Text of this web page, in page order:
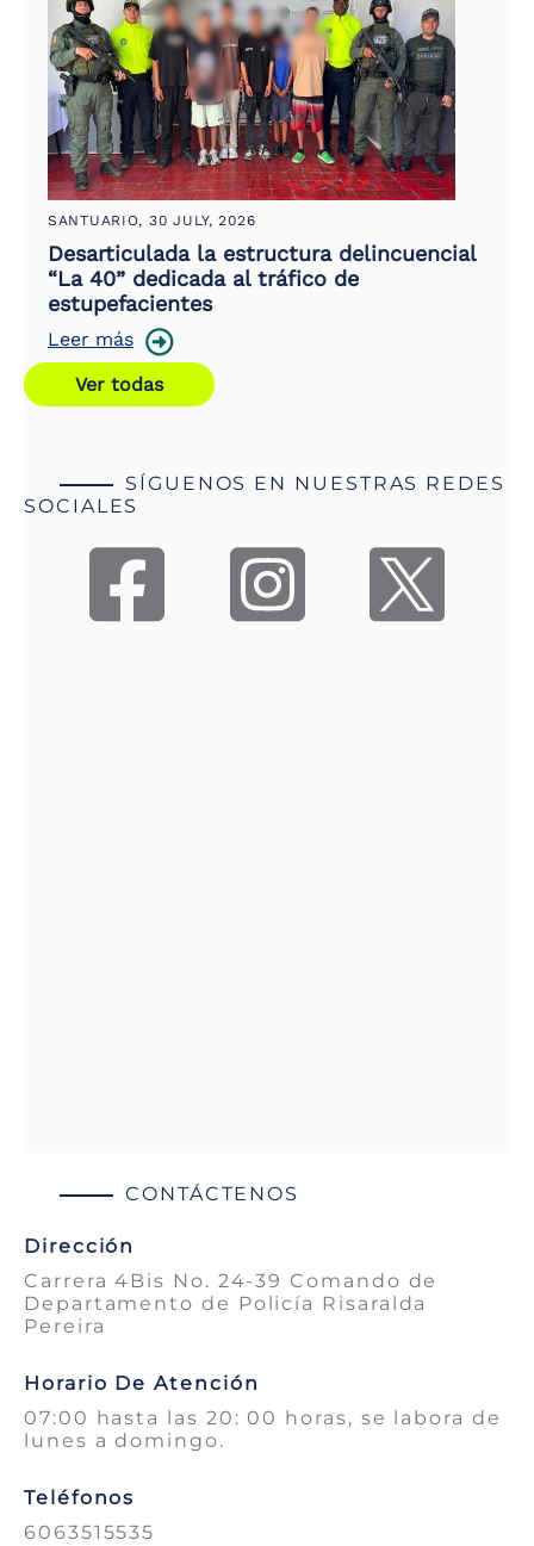
SANTUARIO, 30 JULY, 2026
Desarticulada la estructura delincuencial
“La 40” dedicada al tráfico de
estupefacientes
Leer más
Ver todas
SÍGUENOS EN NUESTRAS REDES
SOCIALES
CONTÁCTENOS
Dirección
Carrera 4Bis No. 24-39 Comando de
Departamento de Policía Risaralda
Pereira
Horario De Atención
07:00 hasta las 20: 00 horas, se labora de
lunes a domingo.
Teléfonos
6063515535